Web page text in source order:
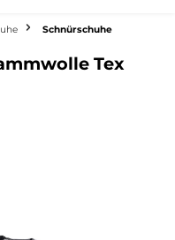
Schnürschuhe
Tex